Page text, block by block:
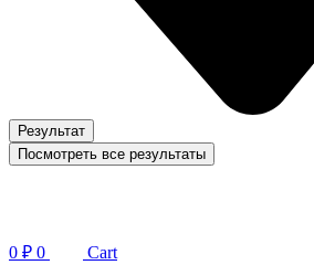
Результат
Посмотреть все результаты
0 ₽ 0 Cart